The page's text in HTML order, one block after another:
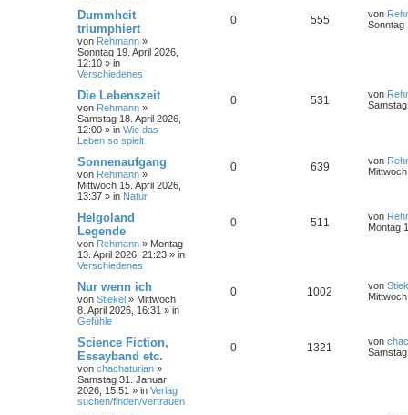
Dummheit
triumphiert
von Rehmann »
Sonntag 19. April 2026,
12:10 » in
Verschiedenes
0 555 von
Sonntag
Die Lebenszeit
von Rehmann »
Samstag 18. April 2026,
12:00 » in Wie das
Leben so spielt
0 531 von
Sonnenaufgang
von Rehmann »
Mittwoch 15. April 2026,
13:37 » in Natur
0 639 von
Helgoland
Legende
von Rehmann » Montag
13. April 2026, 21:23 » in
Verschiedenes
0 511 von
Montag
Nur wenn ich
von Stiekel » Mittwoch
8. April 2026, 16:31 » in
Gefühle
0 1002 von
Science Fiction,
Essayband etc.
von chachaturian »
Samstag 31. Januar
2026, 15:51 » in Verlag
suchen/finden/vertrauen
0 1321 von